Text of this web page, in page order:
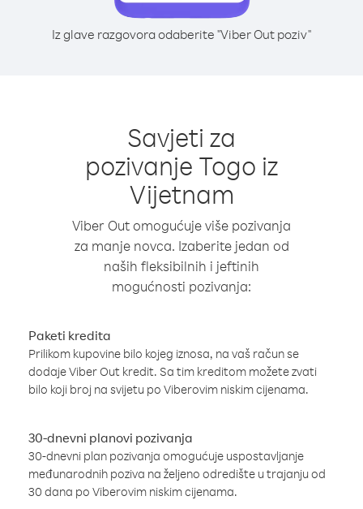
Iz glave razgovora odaberite "Viber Out poziv"
Savjeti za
pozivanje Togo iz
Vijetnam
Viber Out omogućuje više pozivanja
za manje novca. Izaberite jedan od
naših fleksibilnih i jeftinih
mogućnosti pozivanja:
Paketi kredita
Prilikom kupovine bilo kojeg iznosa, na vaš račun se
dodaje Viber Out kredit. Sa tim kreditom možete zvati
bilo koji broj na svijetu po Viberovim niskim cijenama.
30-dnevni planovi pozivanja
30-dnevni plan pozivanja omogućuje uspostavljanje
međunarodnih poziva na željeno odredište u trajanju od
30 dana po Viberovim niskim cijenama.